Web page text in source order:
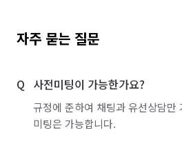
자주 묻는 질문
사전미팅이 가능한가요?
규정에 준하여 채팅과 유선상담만
미팅은 가능합니다.